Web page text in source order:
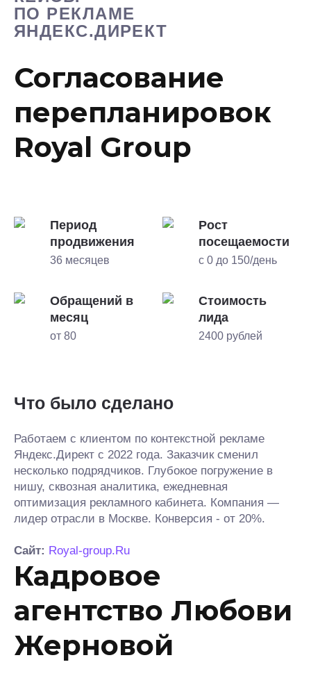
ПО РЕКЛАМЕ
ЯНДЕКС.ДИРЕКТ
Согласование
перепланировок
Royal Group
Период
продвижения
36 месяцев
Рост
посещаемости
с 0 до 150/день
Обращений в
месяц
от 80
Стоимость
лида
2400 рублей
Что было сделано
Работаем с клиентом по контекстной рекламе
Яндекс.Директ с 2022 года. Заказчик сменил
несколько подрядчиков. Глубокое погружение в
нишу, сквозная аналитика, ежедневная
оптимизация рекламного кабинета. Компания —
лидер отрасли в Москве. Конверсия - от 20%.
Сайт: Royal-group.Ru
Кадровое
агентство Любови
Жерновой